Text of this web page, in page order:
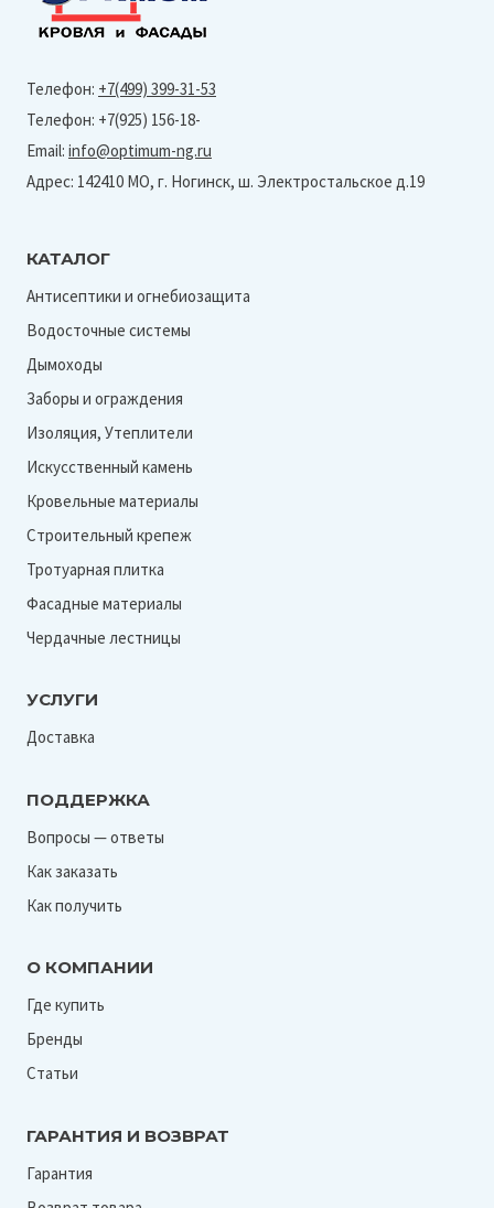
Телефон: +7(499) 399-31-53
Телефон: +7(925) 156-18-
Email: info@optimum-ng.ru
Адрес: 142410 МО, г. Ногинск, ш. Электростальское д.19
КАТАЛОГ
Антисептики и огнебиозащита
Водосточные системы
Дымоходы
Заборы и ограждения
Изоляция, Утеплители
Искусственный камень
Кровельные материалы
Строительный крепеж
Тротуарная плитка
Фасадные материалы
Чердачные лестницы
УСЛУГИ
Доставка
ПОДДЕРЖКА
Вопросы — ответы
Как заказать
Как получить
О КОМПАНИИ
Где купить
Бренды
Статьи
ГАРАНТИЯ И ВОЗВРАТ
Гарантия